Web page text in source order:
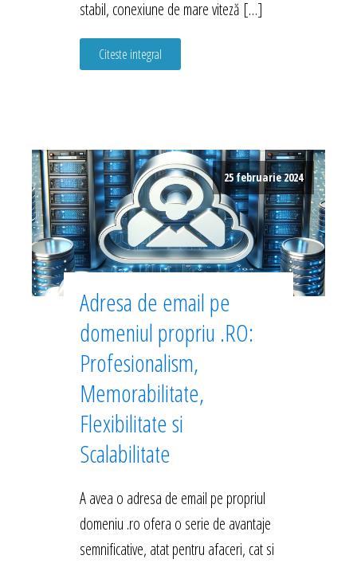
stabil, conexiune de mare viteză […]
Citeste integral
25 februarie 2024
Adresa de email pe
domeniul propriu .RO:
Profesionalism,
Memorabilitate,
Flexibilitate si
Scalabilitate
A avea o adresa de email pe propriul
domeniu .ro ofera o serie de avantaje
semnificative, atat pentru afaceri, cat si